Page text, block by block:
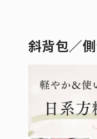
斜背包／